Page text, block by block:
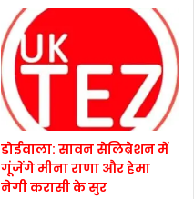
डोईवाला: सावन सेलिब्रेशन में
गूंजेंगे मीना राणा और हेमा
नेगी करासी के सुर